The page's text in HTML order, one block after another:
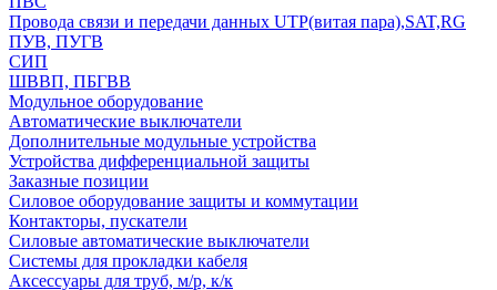
Провода связи и передачи данных UTP(витая пара),SAT,RG
ПУВ, ПУГВ
СИП
ШВВП, ПБГВВ
Модульное оборудование
Автоматические выключатели
Дополнительные модульные устройства
Устройства дифференциальной защиты
Заказные позиции
Силовое оборудование защиты и коммутации
Контакторы, пускатели
Силовые автоматические выключатели
Системы для прокладки кабеля
Аксессуары для труб, м/р, к/к